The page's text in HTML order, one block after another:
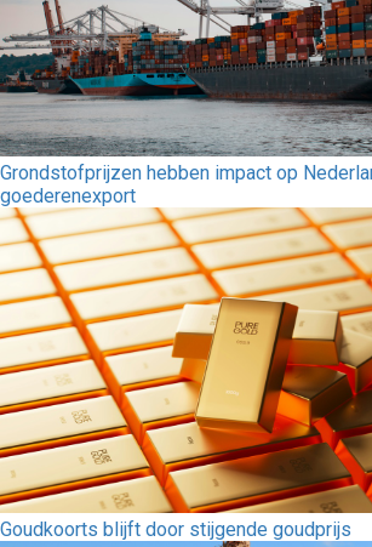
Grondstofprijzen hebben impact op
goederenexport
Goudkoorts blijft door stijgende goudprijs